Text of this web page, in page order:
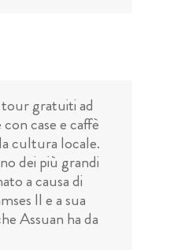
gratuiti ad
case e caffè
cultura locale.
dei più grandi
a causa di
II e a sua
Assuan ha da